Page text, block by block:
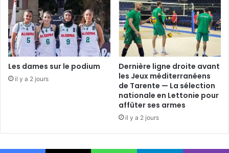
Les dames sur le podium
il y a 2 jours
Dernière ligne droite avant
les Jeux méditerranéens
de Tarente — La sélection
nationale en Lettonie pour
affûter ses armes
il y a 2 jours